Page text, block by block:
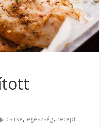
csirke, egészség, recept